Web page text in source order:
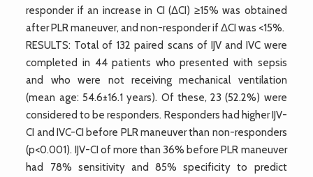
responder if an increase in CI (ΔCI) ≥15% was obtained
after PLR maneuver, and non-responder if ΔCI was <15%.
RESULTS: Total of 132 paired scans of IJV and IVC were
completed in 44 patients who presented with sepsis
and who were not receiving mechanical ventilation
(mean age: 54.6±16.1 years). Of these, 23 (52.2%) were
considered to be responders. Responders had higher IJV-
CI and IVC-CI before PLR maneuver than non-responders
(p<0.001). IJV-CI of more than 36% before PLR maneuver
had 78% sensitivity and 85% specificity to predict